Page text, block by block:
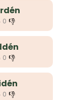
0 👎
0 👎
0 👎